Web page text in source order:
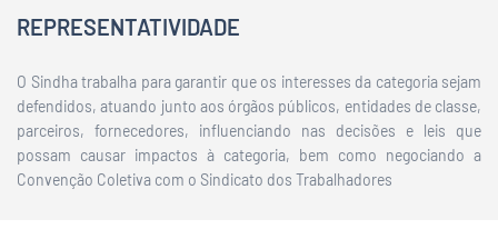
REPRESENTATIVIDADE
O Sindha trabalha para garantir que os interesses da categoria sejam
defendidos, atuando junto aos órgãos públicos, entidades de classe,
parceiros, fornecedores, influenciando nas decisões e leis que
possam causar impactos à categoria, bem como negociando a
Convenção Coletiva com o Sindicato dos Trabalhadores